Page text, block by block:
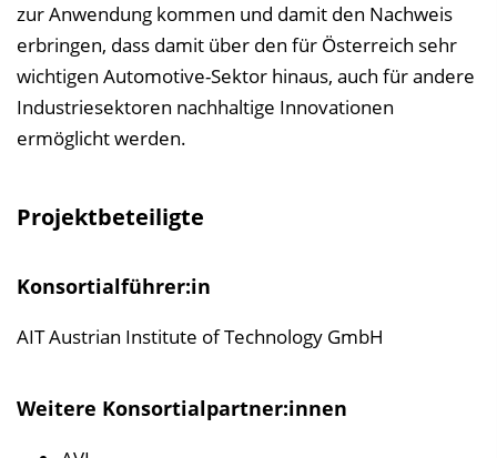
zur Anwendung kommen und damit den Nachweis
erbringen, dass damit über den für Österreich sehr
wichtigen Automotive-Sektor hinaus, auch für andere
Industriesektoren nachhaltige Innovationen
ermöglicht werden.
Projektbeteiligte
Konsortialführer:in
AIT Austrian Institute of Technology GmbH
Weitere Konsortialpartner:innen